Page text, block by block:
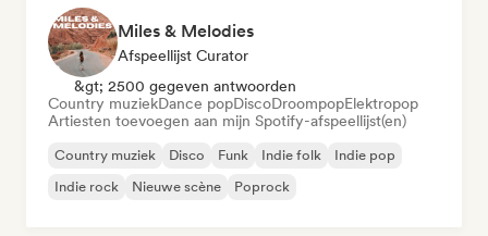
Miles & Melodies
Afspeellijst Curator
&gt; 2500 gegeven antwoorden
Country muziekDance popDiscoDroompopElektropop
Artiesten toevoegen aan mijn Spotify-afspeellijst(en)
Country muziek Disco Funk Indie folk
Indie pop
Indie rock
Nieuwe scène Poprock